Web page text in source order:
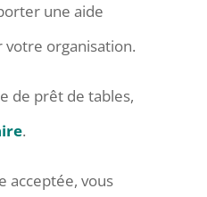
une aide
organisation.
de prêt de tables,
.
acceptée, vous